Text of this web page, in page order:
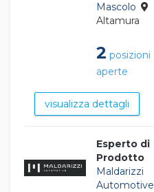
Mascolo
Altamura
2 posizioni
aperte
visualizza dettagli
Esperto di
Prodotto
Maldarizzi
Automotive